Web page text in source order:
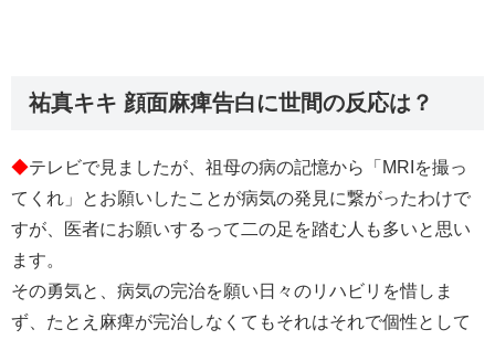
祐真キキ 顔面麻痺告白に世間の反応は？
◆テレビで見ましたが、祖母の病の記憶から「MRIを撮っ
てくれ」とお願いしたことが病気の発見に繋がったわけで
すが、医者にお願いするって二の足を踏む人も多いと思い
ます。
その勇気と、病気の完治を願い日々のリハビリを惜しま
ず、たとえ麻痺が完治しなくてもそれはそれで個性として